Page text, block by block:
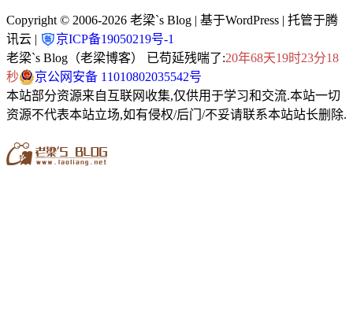
Copyright © 2006-2026 老梁`s Blog | 基于WordPress | 托管于腾
讯云 |
京ICP备19050219号-1
老梁`s Blog（老梁博客） 已苟延残喘了:20年68天19时23分20
秒
京公网安备 11010802035542号
本站部分资源来自互联网收集,仅供用于学习和交流.本站一切
资源不代表本站立场,如有侵权/后门/不妥请联系本站站长删除.